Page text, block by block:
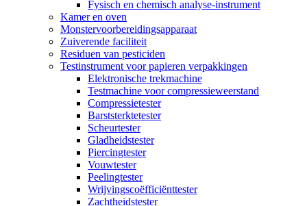
Fysisch en chemisch analyse-instrument
Kamer en oven
Monstervoorbereidingsapparaat
Zuiverende faciliteit
Residuen van pesticiden
Testinstrument voor papieren verpakkingen
Elektronische trekmachine
Testmachine voor compressieweerstand
Compressietester
Barststerktetester
Scheurtester
Gladheidstester
Piercingtester
Vouwtester
Peelingtester
Wrijvingscoëfficiënttester
Zachtheidstester